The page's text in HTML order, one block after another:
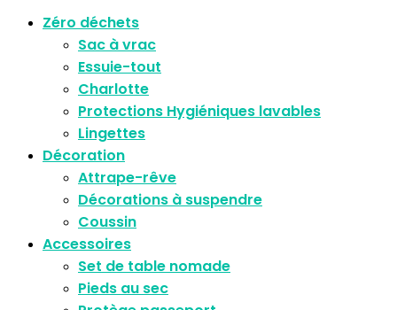
Zéro déchets
Sac à vrac
Essuie-tout
Charlotte
Protections Hygiéniques lavables
Lingettes
Décoration
Attrape-rêve
Décorations à suspendre
Coussin
Accessoires
Set de table nomade
Pieds au sec